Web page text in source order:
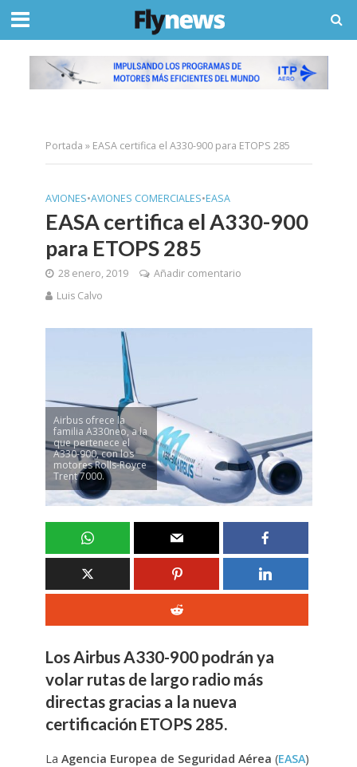
Portada » EASA certifica el A330-900 para ETOPS 285
AVIONES•AVIONES COMERCIALES•EASA
EASA certifica el A330-900
para ETOPS 285
28 enero, 2019
Añadir comentario
Luis Calvo
Airbus ofrece la
familia A330neo, a la
que pertenece el
A330-900, con los
motores Rolls-Royce
Trent 7000.
Los Airbus A330-900 podrán ya
volar rutas de largo radio más
directas gracias a la nueva
certificación ETOPS 285.
La Agencia Europea de Seguridad Aérea (EASA)